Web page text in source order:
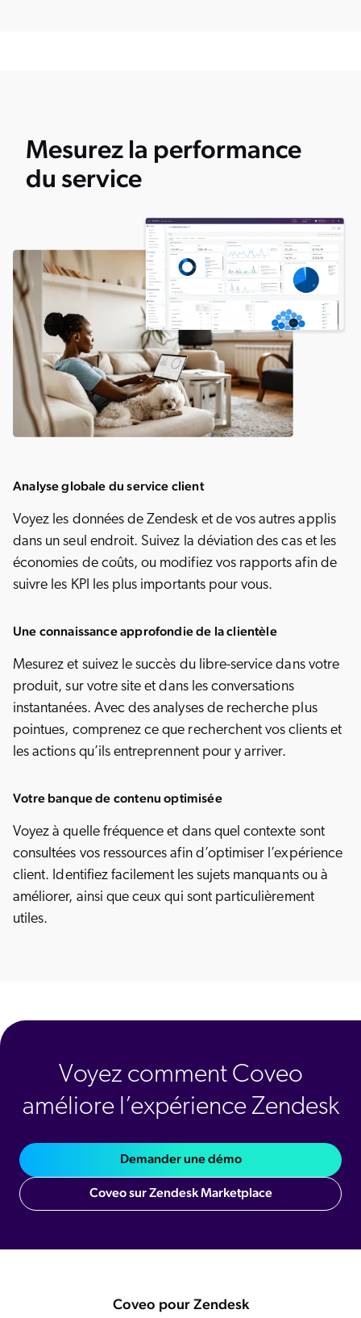
Mesurez la performance
du service
Analyse globale du service client
Voyez les données de Zendesk et de vos autres applis
dans un seul endroit. Suivez la déviation des cas et les
économies de coûts, ou modifiez vos rapports afin de
suivre les KPI les plus importants pour vous.
Une connaissance approfondie de la clientèle
Mesurez et suivez le succès du libre-service dans votre
produit, sur votre site et dans les conversations
instantanées. Avec des analyses de recherche plus
pointues, comprenez ce que recherchent vos clients et
les actions qu’ils entreprennent pour y arriver.
Votre banque de contenu optimisée
Voyez à quelle fréquence et dans quel contexte sont
consultées vos ressources afin d’optimiser l’expérience
client. Identifiez facilement les sujets manquants ou à
améliorer, ainsi que ceux qui sont particulièrement
utiles.
Voyez comment Coveo
améliore l’expérience Zendesk
Demander une démo
Coveo sur Zendesk Marketplace
Coveo pour Zendesk